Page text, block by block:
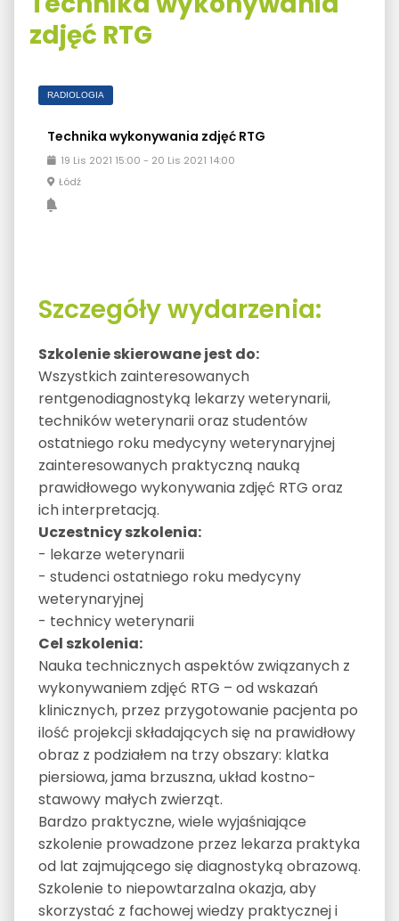
zdjęć RTG
RADIOLOGIA
Technika wykonywania zdjęć RTG
19 Lis 2021 15:00 - 20 Lis 2021 14:00
Łódź
Szczegóły wydarzenia:
Szkolenie skierowane jest do:
Wszystkich zainteresowanych
rentgenodiagnostyką lekarzy weterynarii,
techników weterynarii oraz studentów
ostatniego roku medycyny weterynaryjnej
zainteresowanych praktyczną nauką
prawidłowego wykonywania zdjęć RTG oraz
ich interpretacją.
Uczestnicy szkolenia:
- lekarze weterynarii
- studenci ostatniego roku medycyny
weterynaryjnej
- technicy weterynarii
Cel szkolenia:
Nauka technicznych aspektów związanych z
wykonywaniem zdjęć RTG – od wskazań
klinicznych, przez przygotowanie pacjenta po
ilość projekcji składających się na prawidłowy
obraz z podziałem na trzy obszary: klatka
piersiowa, jama brzuszna, układ kostno-
stawowy małych zwierząt.
Bardzo praktyczne, wiele wyjaśniające
szkolenie prowadzone przez lekarza praktyka
od lat zajmującego się diagnostyką obrazową.
Szkolenie to niepowtarzalna okazja, aby
skorzystać z fachowej wiedzy praktycznej i